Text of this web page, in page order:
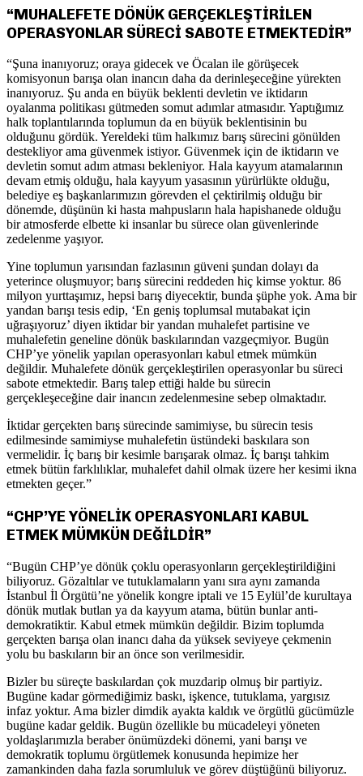
“MUHALEFETE DÖNÜK GERÇEKLEŞTİRİLEN
OPERASYONLAR SÜRECİ SABOTE ETMEKTEDİR”
“Şuna inanıyoruz; oraya gidecek ve Öcalan ile görüşecek
komisyonun barışa olan inancın daha da derinleşeceğine yürekten
inanıyoruz. Şu anda en büyük beklenti devletin ve iktidarın
oyalanma politikası gütmeden somut adımlar atmasıdır. Yaptığımız
halk toplantılarında toplumun da en büyük beklentisinin bu
olduğunu gördük. Yereldeki tüm halkımız barış sürecini gönülden
destekliyor ama güvenmek istiyor. Güvenmek için de iktidarın ve
devletin somut adım atması bekleniyor. Hala kayyum atamalarının
devam etmiş olduğu, hala kayyum yasasının yürürlükte olduğu,
belediye eş başkanlarımızın görevden el çektirilmiş olduğu bir
dönemde, düşünün ki hasta mahpusların hala hapishanede olduğu
bir atmosferde elbette ki insanlar bu sürece olan güvenlerinde
zedelenme yaşıyor.
Yine toplumun yarısından fazlasının güveni şundan dolayı da
yeterince oluşmuyor; barış sürecini reddeden hiç kimse yoktur. 86
milyon yurttaşımız, hepsi barış diyecektir, bunda şüphe yok. Ama bir
yandan barışı tesis edip, ‘En geniş toplumsal mutabakat için
uğraşıyoruz’ diyen iktidar bir yandan muhalefet partisine ve
muhalefetin geneline dönük baskılarından vazgeçmiyor. Bugün
CHP’ye yönelik yapılan operasyonları kabul etmek mümkün
değildir. Muhalefete dönük gerçekleştirilen operasyonlar bu süreci
sabote etmektedir. Barış talep ettiği halde bu sürecin
gerçekleşeceğine dair inancın zedelenmesine sebep olmaktadır.
İktidar gerçekten barış sürecinde samimiyse, bu sürecin tesis
edilmesinde samimiyse muhalefetin üstündeki baskılara son
vermelidir. İç barış bir kesimle barışarak olmaz. İç barışı tahkim
etmek bütün farklılıklar, muhalefet dahil olmak üzere her kesimi ikna
etmekten geçer.”
“CHP’YE YÖNELİK OPERASYONLARI KABUL
ETMEK MÜMKÜN DEĞİLDİR”
“Bugün CHP’ye dönük çoklu operasyonların gerçekleştirildiğini
biliyoruz. Gözaltılar ve tutuklamaların yanı sıra aynı zamanda
İstanbul İl Örgütü’ne yönelik kongre iptali ve 15 Eylül’de kurultaya
dönük mutlak butlan ya da kayyum atama, bütün bunlar anti-
demokratiktir. Kabul etmek mümkün değildir. Bizim toplumda
gerçekten barışa olan inancı daha da yüksek seviyeye çekmenin
yolu bu baskıların bir an önce son verilmesidir.
Bizler bu süreçte baskılardan çok muzdarip olmuş bir partiyiz.
Bugüne kadar görmediğimiz baskı, işkence, tutuklama, yargısız
infaz yoktur. Ama bizler dimdik ayakta kaldık ve örgütlü gücümüzle
bugüne kadar geldik. Bugün özellikle bu mücadeleyi yöneten
yoldaşlarımızla beraber önümüzdeki dönemi, yani barışı ve
demokratik toplumu örgütlemek konusunda hepimize her
zamankinden daha fazla sorumluluk ve görev düştüğünü biliyoruz.